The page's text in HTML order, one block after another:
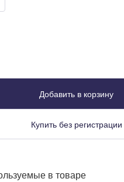
Добавить в корзину
Купить без регистрации
в товаре